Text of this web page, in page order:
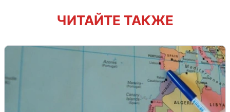
ЧИТАЙТЕ ТАКЖЕ